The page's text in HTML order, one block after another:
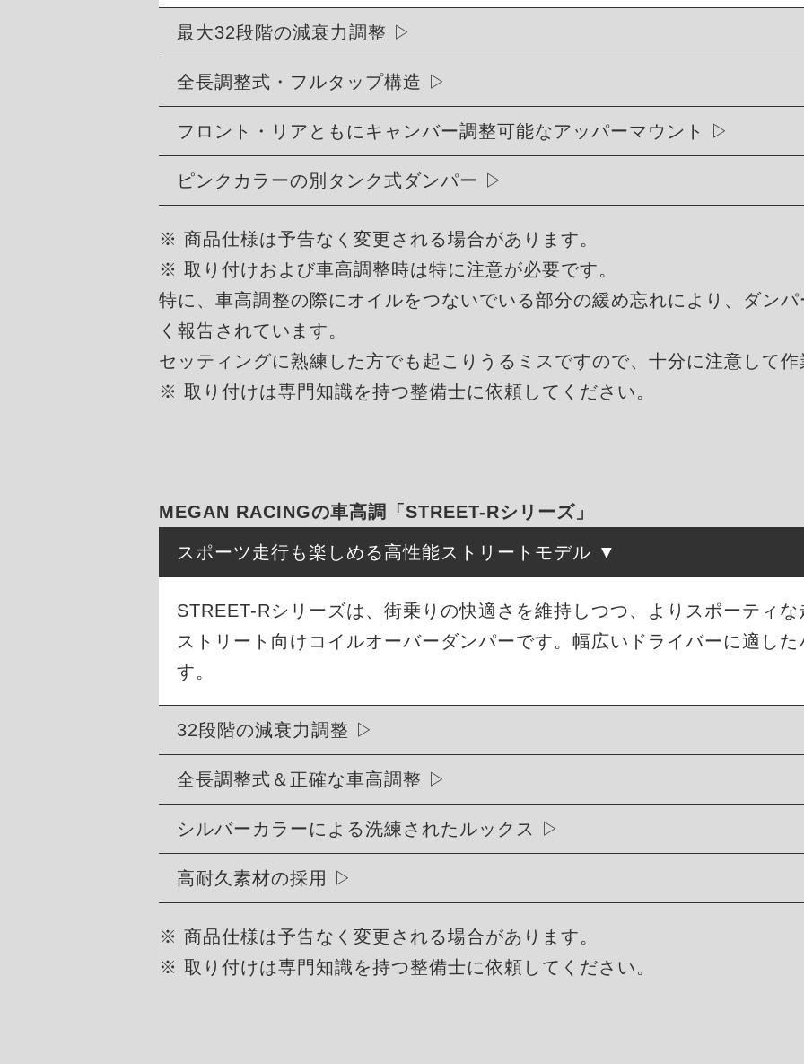
最大32段階の減衰力調整
全長調整式・フルタップ構造
フロント・リアともにキャンバー調整可能なアッパーマウント
ピンクカラーの別タンク式ダンパー
※ 商品仕様は予告なく変更される場合があります。
※ 取り付けおよび車高調整時は特に注意が必要です。
特に、車高調整の際にオイルをつないでいる部分の緩め忘れにより、ダン
く報告されています。
セッティングに熟練した方でも起こりうるミスですので、十分に注意して
※ 取り付けは専門知識を持つ整備士に依頼してください。
MEGAN RACINGの車高調「STREET-Rシリーズ」
スポーツ走行も楽しめる高性能ストリートモデル
STREET-Rシリーズは、街乗りの快適さを維持しつつ、よりスポーティ
ストリート向けコイルオーバーダンパーです。幅広いドライバーに適し
す。
32段階の減衰力調整
全長調整式＆正確な車高調整
シルバーカラーによる洗練されたルックス
高耐久素材の採用
※ 商品仕様は予告なく変更される場合があります。
※ 取り付けは専門知識を持つ整備士に依頼してください。